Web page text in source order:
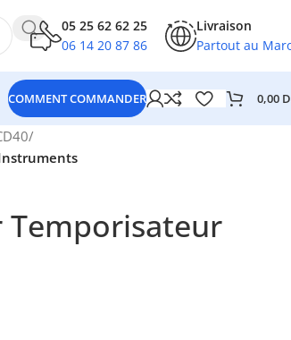
05 25 62 62 25
06 14 20 87 86
Livraison
Partout au
COMMENT COMMANDER 0,00
/
Temporisateur